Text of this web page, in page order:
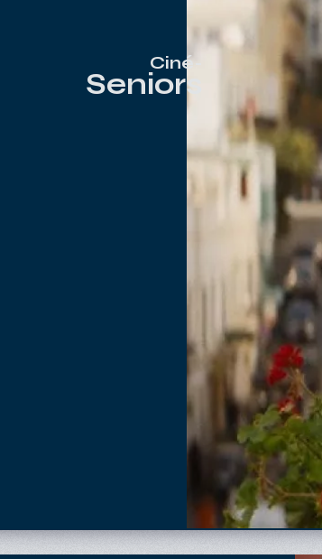
Ciné-
Seniors